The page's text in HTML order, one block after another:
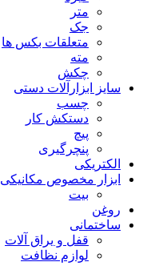
متر
جک
متعلقات بکس ها
مته
چکش
سایز ابزارآلات دستی
چسب
دستکش کار
پیچ
پنچرگیری
الکتریکی
ابزار مخصوص مکانیکی
بیت
روغن
ساختمانی
قفل و یراق آلات
لوازم نظافت